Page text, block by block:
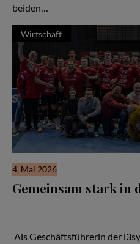
beiden…
Wirtschaft
4. Mai 2026
Gemeinsam stark in
Als Geschäftsführerin der